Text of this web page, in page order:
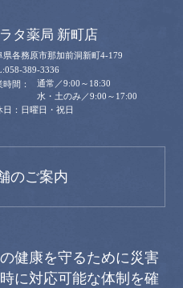
タ薬局 新町店
県各務原市那加前洞新町4-179
058-389-3336
通常／9:00～18:30
水・土のみ／9:00～17:00
日曜日・祝日
のご案内
健康を守るために災害
に対応可能な体制を確